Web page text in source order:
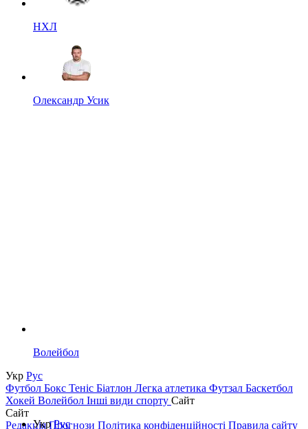
НХЛ
Олександр Усик
Волейбол
Укр Рус
Футбол Бокс Теніс Біатлон Легка атлетика Футзал Баскетбол
Хокей Волейбол Інші види спорту Сайт
Сайт
РедакціяПрогнози Політика конфіденційності Правила сайту
УкрРус